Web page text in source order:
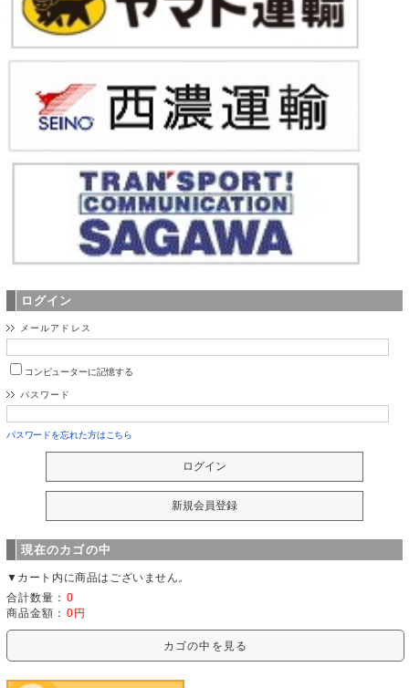
ログイン
メールアドレス
コンピューターに記憶する
パスワード
パスワードを忘れた方はこちら
現在のカゴの中
▼カート内に商品はございません。
合計数量： 0
商品金額： 0円
カゴの中を見る